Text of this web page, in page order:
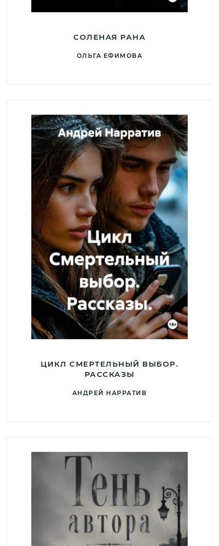
СОЛЕНАЯ РАНА
ОЛЬГА ЕФИМОВА
ЦИКЛ СМЕРТЕЛЬНЫЙ ВЫБОР.
РАССКАЗЫ
АНДРЕЙ НАРРАТИВ